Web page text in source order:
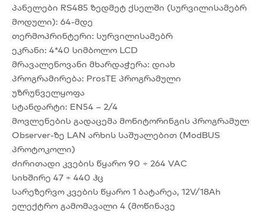
პანელები RS485 ზედმეტ ქსელში (სურვილისამებრ
მოდული): 64-მდე
თერმოპრინტერი: სურვილისამებრ
ეკრანი: 4*40 სიმბოლო LCD
მრავალენოვანი მხარდაჭერა: დიახ
პროგრამირება: ProsTE პროგრამული
უზრუნველყოფა
სტანდარტი: EN54 – 2/4
მოვლენების გადაცემა მონიტორინგის პროგრამულ
Observer-ზე LAN არხის საშუალებით (ModBUS
პროტოკოლი)
ძირითადი კვების წყარო 90 ÷ 264 VAC
სიხშირე 47 ÷ 440 ჰც
სარეზერვო კვების წყარო 1 ბატარეა, 12V/18Ah
ელექტრო გამომავალი 4 (მოწინავე